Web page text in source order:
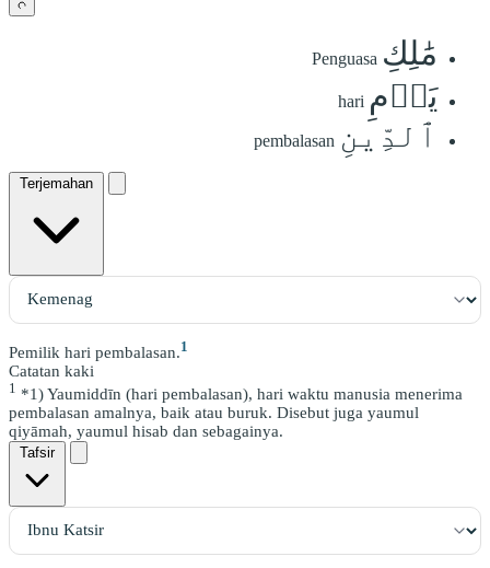
مَٰلِكِ Penguasa
يَوۡمِ hari
ٱلدِّينِ pembalasan
Terjemahan
Pemilik hari pembalasan.1
Catatan kaki
1 *1) Yaumiddīn (hari pembalasan), hari waktu manusia menerima
pembalasan amalnya, baik atau buruk. Disebut juga yaumul
qiyāmah, yaumul hisab dan sebagainya.
Tafsir